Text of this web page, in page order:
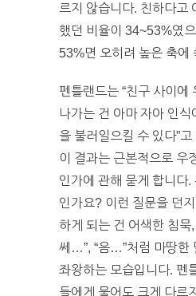
르지 않습니다. 친하다고
했던 비율이 34~53%였
53%면 오히려 높은 축에
펜틀랜드는 “친구 사이에
나가는 건 아마 자아 인식
을 불러일으킬 수 있다”
이 결과는 근본적으로 우
인가에 관해 묻게 합니다.
인가요? 이런 질문을 던
하게 되는 건 어색한 침묵
쎄…”, “음…”처럼 마땅한
좌왕하는 모습입니다. 펜
들에게 물어도 크게 다르